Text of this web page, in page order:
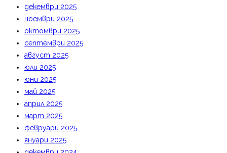
декември 2025
ноември 2025
октомври 2025
септември 2025
август 2025
юли 2025
юни 2025
май 2025
април 2025
март 2025
февруари 2025
януари 2025